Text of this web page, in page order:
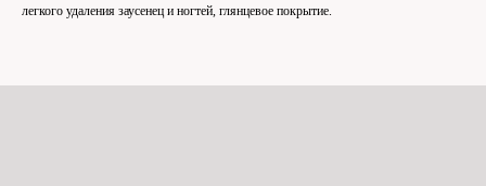
легкого удаления заусенец и ногтей, глянцевое покрытие.